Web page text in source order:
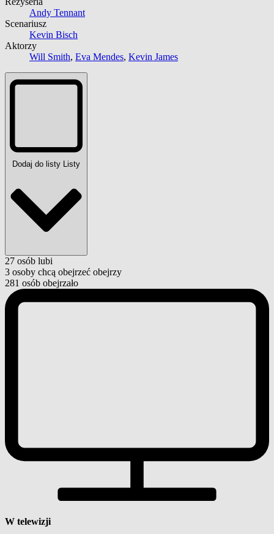
Andy Tennant
Scenariusz
Kevin Bisch
Aktorzy
Will Smith, Eva Mendes, Kevin James
Dodaj do listy Listy
27 osób lubi
3 osoby chcą obejrzeć obejrzy
281 osób obejrzało
W telewizji